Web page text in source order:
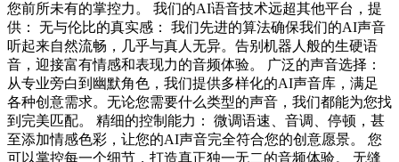
您前所未有的掌控力。 我们的AI语音技术远超其他平台，提
供： 无与伦比的真实感： 我们先进的算法确保我们的AI声音
听起来自然流畅，几乎与真人无异。告别机器人般的生硬语
音，迎接富有情感和表现力的音频体验。 广泛的声音选择：
从专业旁白到幽默角色，我们提供多样化的AI声音库，满足
各种创意需求。无论您需要什么类型的声音，我们都能为您找
到完美匹配。 精细的控制能力： 微调语速、音调、停顿，甚
至添加情感色彩，让您的AI声音完全符合您的创意愿景。 您
可以掌控每一个细节，打造真正独一无二的音频体验。 无缝